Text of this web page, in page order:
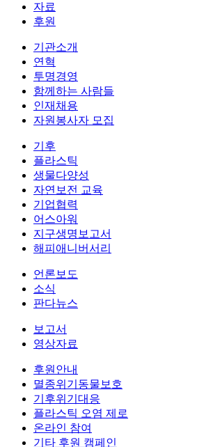
자료
후원
기관소개
연혁
투명경영
함께하는 사람들
인재채용
자원봉사자 모집
기후
플라스틱
생물다양성
자연보전 교육
기업협력
어스아워
지구생명보고서
해피애니버서리
언론보도
소식
판다뉴스
보고서
영상자료
후원안내
멸종위기동물보호
기후위기대응
플라스틱 오염 제로
온라인 참여
기타 후원 캠페인